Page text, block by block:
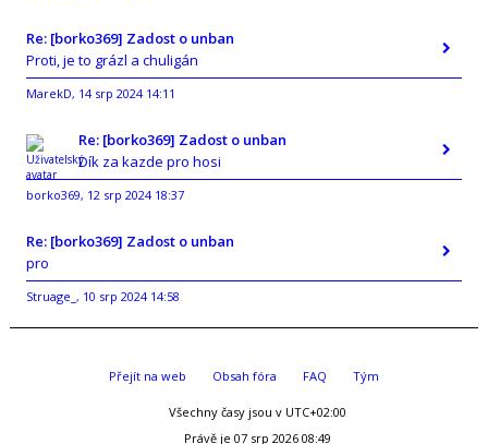
Re: [borko369] Zadost o unban
Proti, je to grázl a chuligán
MarekD, 14 srp 2024 14:11
Re: [borko369] Zadost o unban
Dík za kazde pro hosi
borko369, 12 srp 2024 18:37
Re: [borko369] Zadost o unban
pro
Struage_ , 10 srp 2024 14:58
Přejít na web Obsah fóra FAQ Tým
Všechny časy jsou v UTC+02:00
Právě je 07 srp 2026 08:49